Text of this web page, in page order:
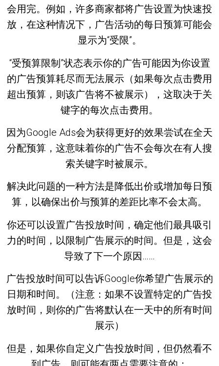
会用完。例如，许多商家都将广告设置为快速投
放，在这种情况下，广告活动的每日预算可能会
显示为“受限”。
“受预算限制”状态表示你的广告可能因为你设置
的广告预算耗尽而无法展示（如果每次点击费用
超出预算，则该广告将不被展示），这取决于关
键字的每次点击费用。
因为Google Ads会为获得更好的效果尝试在全天
分配预算，这意味着你的广告不会每次在有人搜
索关键字时被展示。
解决此问题的一种方法是降低出价或增加每日预
算，以确保出价与预算的差距比率不会太高。
你还可以设置广告投放时间，确定他们最具吸引
力的时间，以限制广告展示的时间。但是，这会
导致了下一个原因……
广告投放时间可以告诉Google你希望广告展示的
日期和时间。（注意：如果不设置特定的广告投
放时间，则你的广告将默认在一天中的所有时间
展示）
但是，如果你自定义广告投放时间，但仍然看不